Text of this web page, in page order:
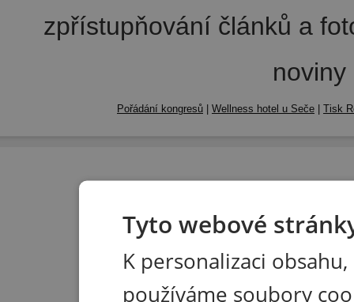
zpřístupňování článků a
Pořádání kongresů Wellness hotel u Seče Tisk
Tyto webové
K personalizaci
používáme soubory